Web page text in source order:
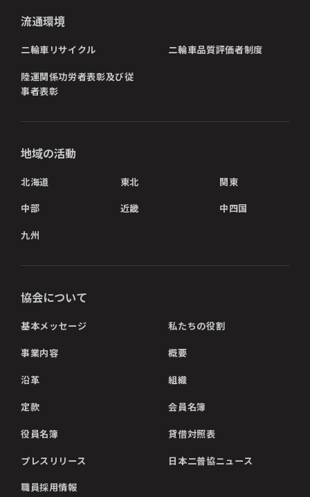
流通環境
二輪車リサイクル 二輪車品質評価者制度
陸運関係功労者表彰及び従
事者表彰
地域の活動
北海道 東北 関東
中部 近畿 中四国
九州
協会について
基本メッセージ 私たちの役割
事業内容 概要
沿革 組織
定款 会員名簿
役員名簿 貸借対照表
プレスリリース 日本二普協ニュース
職員採用情報